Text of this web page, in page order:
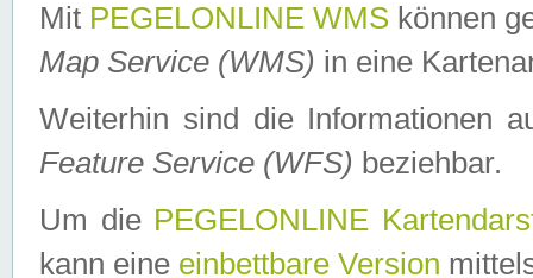
Mit PEGELONLINE WMS können
Map Service (WMS) in eine
Weiterhin sind die Informationen
Feature Service (WFS) beziehbar.
Um die PEGELONLINE
kann eine einbettbare Version